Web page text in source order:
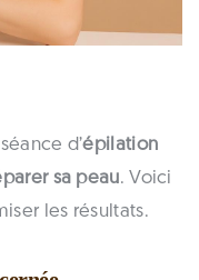
d’épilation
sa peau. Voici
les résultats.